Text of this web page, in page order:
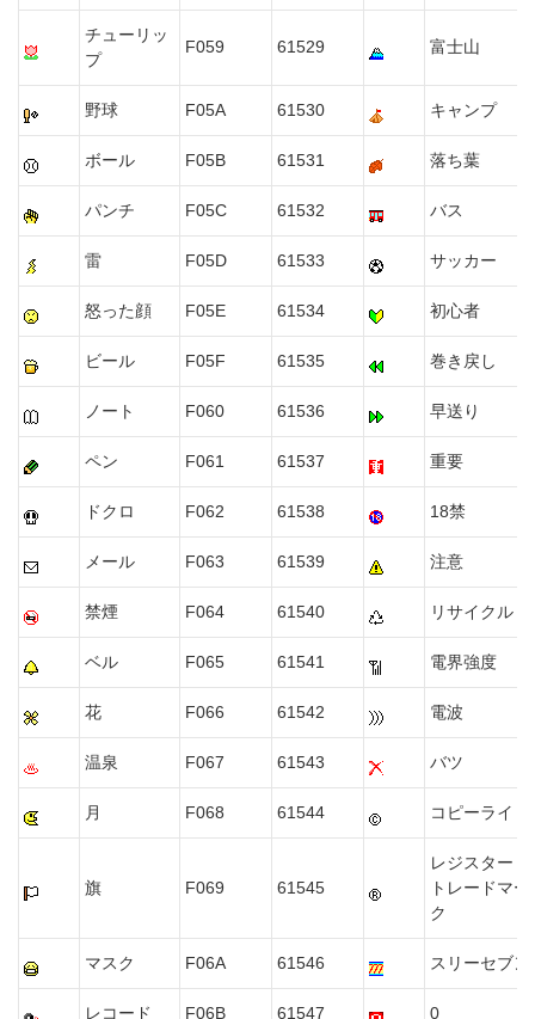
チューリッ
プ
F059 61529 富士山
野球 F05A 61530 キャンプ
ボール F05B 61531 落ち葉
パンチ F05C 61532 バス
雷 F05D 61533 サッカー
怒った顔 F05E 61534 初心者
ビール F05F 61535 巻き戻し
ノート F060 61536 早送り
ペン F061 61537 重要
ドクロ F062 61538 18禁
メール F063 61539 注意
禁煙 F064 61540 リサイクル
ベル F065 61541 電界強度
花 F066 61542 電波
温泉 F067 61543 バツ
月 F068 61544 コピーライト
旗 F069 61545
レジスタード
トレードマー
ク
マスク F06A 61546 スリーセブン
レコード F06B 61547 0